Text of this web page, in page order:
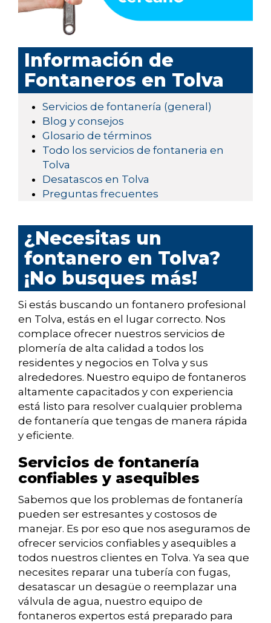
Información de
Fontaneros en Tolva
Servicios de fontanería (general)
Blog y consejos
Glosario de términos
Todo los servicios de fontaneria en
Tolva
Desatascos en Tolva
Preguntas frecuentes
¿Necesitas un
fontanero en Tolva?
¡No busques más!
Si estás buscando un fontanero profesional
en Tolva, estás en el lugar correcto. Nos
complace ofrecer nuestros servicios de
plomería de alta calidad a todos los
residentes y negocios en Tolva y sus
alrededores. Nuestro equipo de fontaneros
altamente capacitados y con experiencia
está listo para resolver cualquier problema
de fontanería que tengas de manera rápida
y eficiente.
Servicios de fontanería
confiables y asequibles
Sabemos que los problemas de fontanería
pueden ser estresantes y costosos de
manejar. Es por eso que nos aseguramos de
ofrecer servicios confiables y asequibles a
todos nuestros clientes en Tolva. Ya sea que
necesites reparar una tubería con fugas,
desatascar un desagüe o reemplazar una
válvula de agua, nuestro equipo de
fontaneros expertos está preparado para